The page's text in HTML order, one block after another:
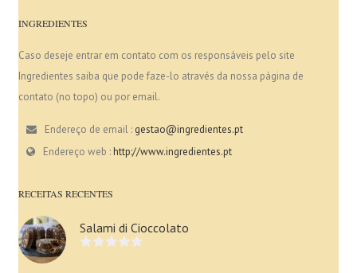
INGREDIENTES
Caso deseje entrar em contato com os responsáveis pelo site
Ingredientes saiba que pode faze-lo através da nossa página de
contato (no topo) ou por email.
Endereço de email : gestao@ingredientes.pt
Endereço web :http://www.ingredientes.pt
RECEITAS RECENTES
Salami di Cioccolato